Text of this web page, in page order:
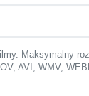
Maksymalny
AVI, WMV,